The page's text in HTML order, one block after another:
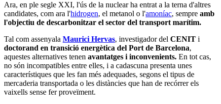
Ara, en ple segle XXI, l'ús de la nuclear ha entrat a la terna d'altres
candidates, com ara l'hidrogen, el metanol o l'amoníac, sempre amb
l'objectiu de descarbonitzar el sector del transport marítim.
Tal com assenyala Maurici Hervas, investigador del CENIT i
doctorand en transició energètica del Port de Barcelona,
aquestes alternatives tenen avantatges i inconvenients. En tot cas,
no són incompatibles entre elles, i a cadascuna presenta unes
característiques que les fan més adequades, segons el tipus de
mercaderia transportada o les distàncies que han de recórrer els
vaixells sense fer proveïment.